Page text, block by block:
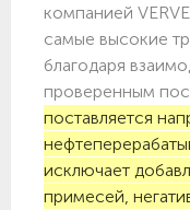
компанией
самые высокие
благодаря
проверенным
поставляется
исключает
примесей,